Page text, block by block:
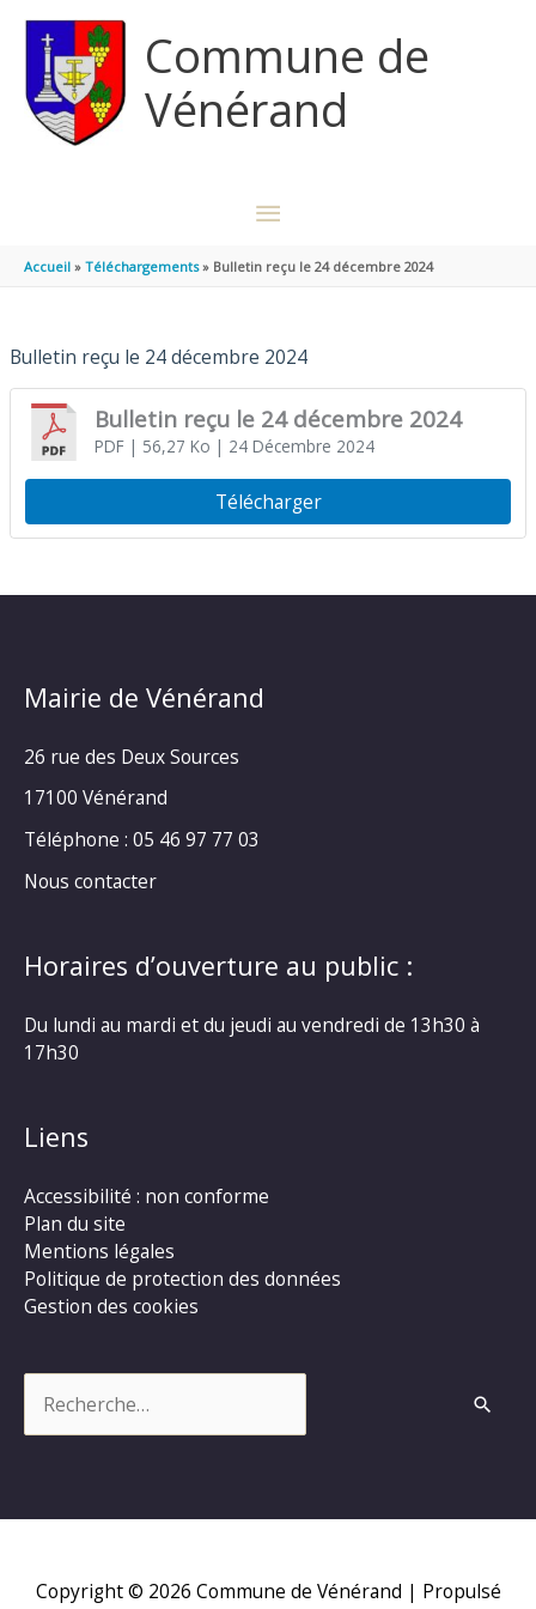
Commune de
Vénérand
MENU
PRINCIPAL
Accueil Téléchargements Bulletin reçu le 24 décembre 2024
Bulletin reçu le 24 décembre 2024
Bulletin reçu le 24 décembre 2024
PDF| 56,27 Ko | 24 Décembre 2024
Télécharger
Mairie de Vénérand
26 rue des Deux Sources
17100 Vénérand
Téléphone : 05 46 97 77 03
Nous contacter
Horaires d’ouverture au public :
Du lundi au mardi et du jeudi au vendredi de 13h30 à
17h30
Liens
Accessibilité : non conforme
Plan du site
Mentions légales
Politique de protection des données
Gestion des cookies
Copyright © 2026 Commune de Vénérand | Propulsé